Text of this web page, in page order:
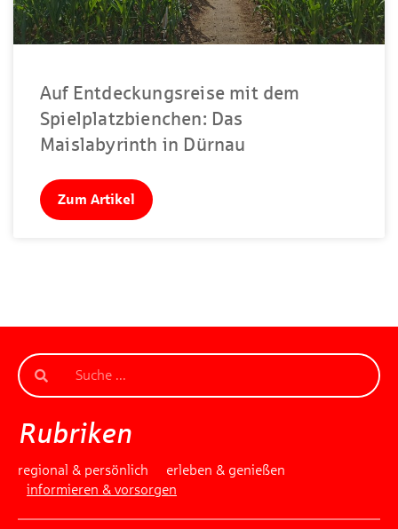
Auf Entdeckungsreise mit dem
Spielplatzbienchen: Das
Maislabyrinth in Dürnau
Zum Artikel
Rubriken
regional & persönlich
erleben & genießen
informieren & vorsorgen